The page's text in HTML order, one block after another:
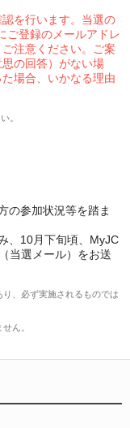
を行います。当選の
ご登録のメールアドレ
注意ください。ご案
の回答）がない場
場合、いかなる理由
。
の参加状況等を踏ま
、10月下旬頃、MyJC
当選メール）をお送
、必ず実施されるものでは
ん。